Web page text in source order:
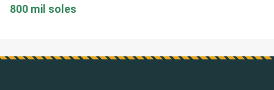
800 mil soles